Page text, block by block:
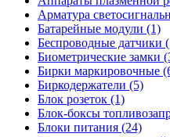
Арматура
Батарейные модули (1)
Беспроводные датчики
Биометрические замки
Бирки маркировочные
Биркодержатели (5)
Блок розеток (1)
Блок-боксы
Блоки питания (24)